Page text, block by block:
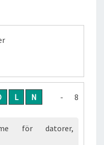
L N
- 8
för datorer,